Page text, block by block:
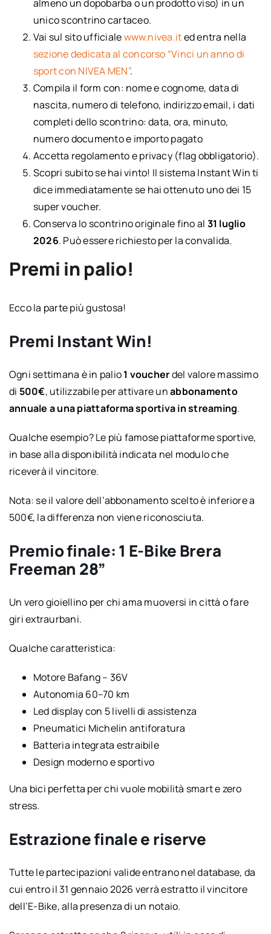
almeno un dopobarba o un prodotto viso) in un
unico scontrino cartaceo.
Vai sul sito ufficialewww.nivea.ited entra nella
sezione dedicata al concorso “Vinci un anno di
sport con NIVEA MEN”.
Compila il form con: nome e cognome, data di
nascita, numero di telefono, indirizzo email, i dati
completi dello scontrino: data, ora, minuto,
numero documento e importo pagato
Accetta regolamento e privacy (flag obbligatorio).
Scopri subito se hai vinto! Il sistema Instant Win ti
dice immediatamente se hai ottenuto uno dei 15
super voucher.
Conserva lo scontrino originale fino al 31 luglio
2026. Può essere richiesto per la convalida.
Premi in palio!
Ecco la parte più gustosa!
Premi Instant Win!
Ogni settimana è in palio1 voucherdel valore massimo
di 500€, utilizzabile per attivare unabbonamento
annuale a una piattaforma sportiva in streaming.
Qualche esempio? Le più famose piattaforme sportive,
in base alla disponibilità indicata nel modulo che
riceverà il vincitore.
Nota: se il valore dell’abbonamento scelto è inferiore a
500€, la differenza non viene riconosciuta.
Premio finale: 1 E-Bike Brera
Freeman 28”
Un vero gioiellino per chi ama muoversi in città o fare
giri extraurbani.
Qualche caratteristica:
Motore Bafang – 36V
Autonomia 60–70 km
Led display con 5 livelli di assistenza
Pneumatici Michelin antiforatura
Batteria integrata estraibile
Design moderno e sportivo
Una bici perfetta per chi vuole mobilità smart e zero
stress.
Estrazione finale e riserve
Tutte le partecipazioni valide entrano nel database, da
cui entro il 31 gennaio 2026 verrà estratto il vincitore
dell’E-Bike, alla presenza di un notaio.